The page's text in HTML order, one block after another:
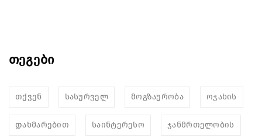
თეგები
თქვენ სასურველ მოგზაურობა ოჯახის
დახმარებით საინტერესო ჯანმრთელობის